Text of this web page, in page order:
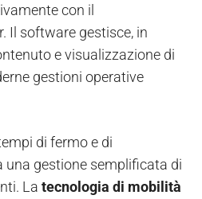
con il
Il software gestisce, in
e visualizzazione di
gestioni operative
di fermo e di
una gestione semplificata di
La tecnologia di mobilità